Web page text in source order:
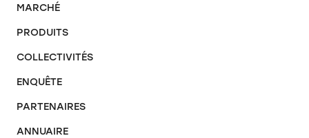
MARCHÉ
PRODUITS
COLLECTIVITÉS
ENQUÊTE
PARTENAIRES
ANNUAIRE